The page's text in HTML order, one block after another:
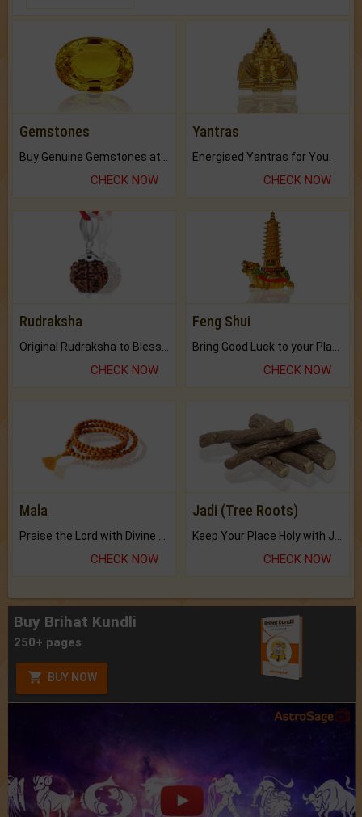
Gemstones
CHECK NOW
Yantras
Energised Yantras for You.
CHECK NOW
Rudraksha
CHECK NOW
Feng Shui
CHECK NOW
Mala
Praise the Lord with Divine Energies of Mala.
CHECK NOW
Jadi (Tree Roots)
Keep Your Place Holy with Jadi.
CHECK NOW
Buy Brihat Kundli
250+ pages
BUY NOW